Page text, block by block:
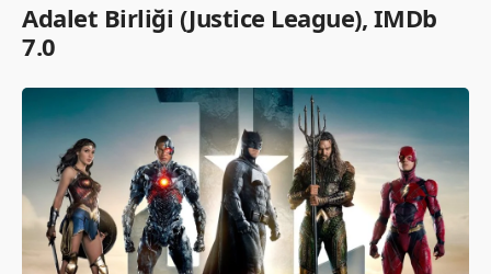
Adalet Birliği (Justice League), IMDb
7.0